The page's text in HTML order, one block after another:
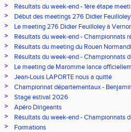
>
Résultats du week-end - 1ère étape
Pointes d'Or - Pré-France CJESM
>
Début des meetings 276 Didier Feuilloley
>
Le meeting 276 Didier Feuilloley à
>
Résultats du week-end - Championnats
>
Résultats du meeting du Rouen
>
Résultats du week-end - Championnats
8.2.2.8 et Finale départementale des
>
Le meeting de Maromme lance
CDA 76
>
Jean-Louis LAPORTE nous a quitté
>
Championnat départementaux -
>
Stage estival 2026
>
Apéro Dirigeants
>
Résultats du week-end - Championnats
Benjamins/Minimes - EO Adultes
>
Formations